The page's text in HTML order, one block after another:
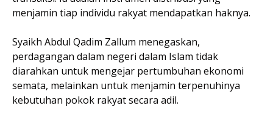
menjamin tiap individu rakyat mendapatkan haknya.
Syaikh Abdul Qadim Zallum menegaskan,
perdagangan dalam negeri dalam Islam tidak
diarahkan untuk mengejar pertumbuhan ekonomi
semata, melainkan untuk menjamin terpenuhinya
kebutuhan pokok rakyat secara adil.